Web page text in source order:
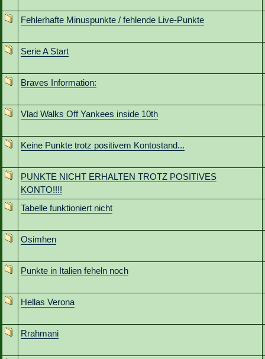
Fehlerhafte Minuspunkte / fehlende Live-Punkte
Serie A Start
Braves Information:
Vlad Walks Off Yankees inside 10th
Keine Punkte trotz positivem Kontostand...
PUNKTE NICHT ERHALTEN TROTZ POSITIVES
KONTO!!!!
Tabelle funktioniert nicht
Osimhen
Punkte in Italien feheln noch
Hellas Verona
Rrahmani